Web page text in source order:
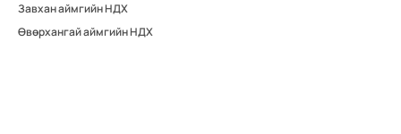
Завхан аймгийн НДХ
Өвөрхангай аймгийн НДХ